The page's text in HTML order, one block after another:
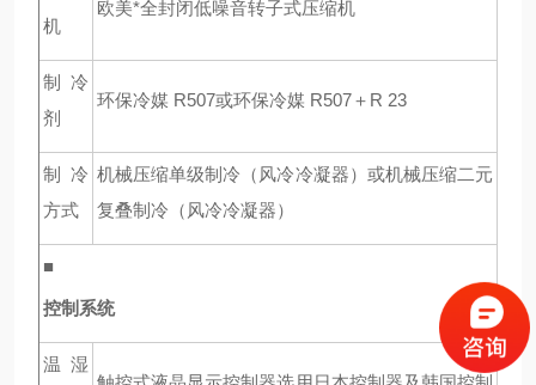
机
欧美*全封闭低噪音转子式压缩机
制冷
剂
环保冷媒 R507或环保冷媒 R507＋R 23
制冷
方式
机械压缩单级制冷（风冷冷凝器）或机械压缩二元
复叠制冷（风冷冷凝器）
■
控制系统
温湿